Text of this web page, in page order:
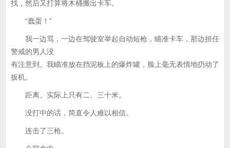
找，然后又打算将木桶搬出卡车。
“蠢蛋！”
我一边骂，一边在驾驶室举起自动短枪，瞄准卡车，那边担任
警戒的男人没
有注意到。我瞄准放在挡泥板上的爆炸罐，脸上毫无表情地扔动了
扳机。
距离、实际上只有二、三十米。
没打中的话，简直令人难以相信。
连击了三枪。